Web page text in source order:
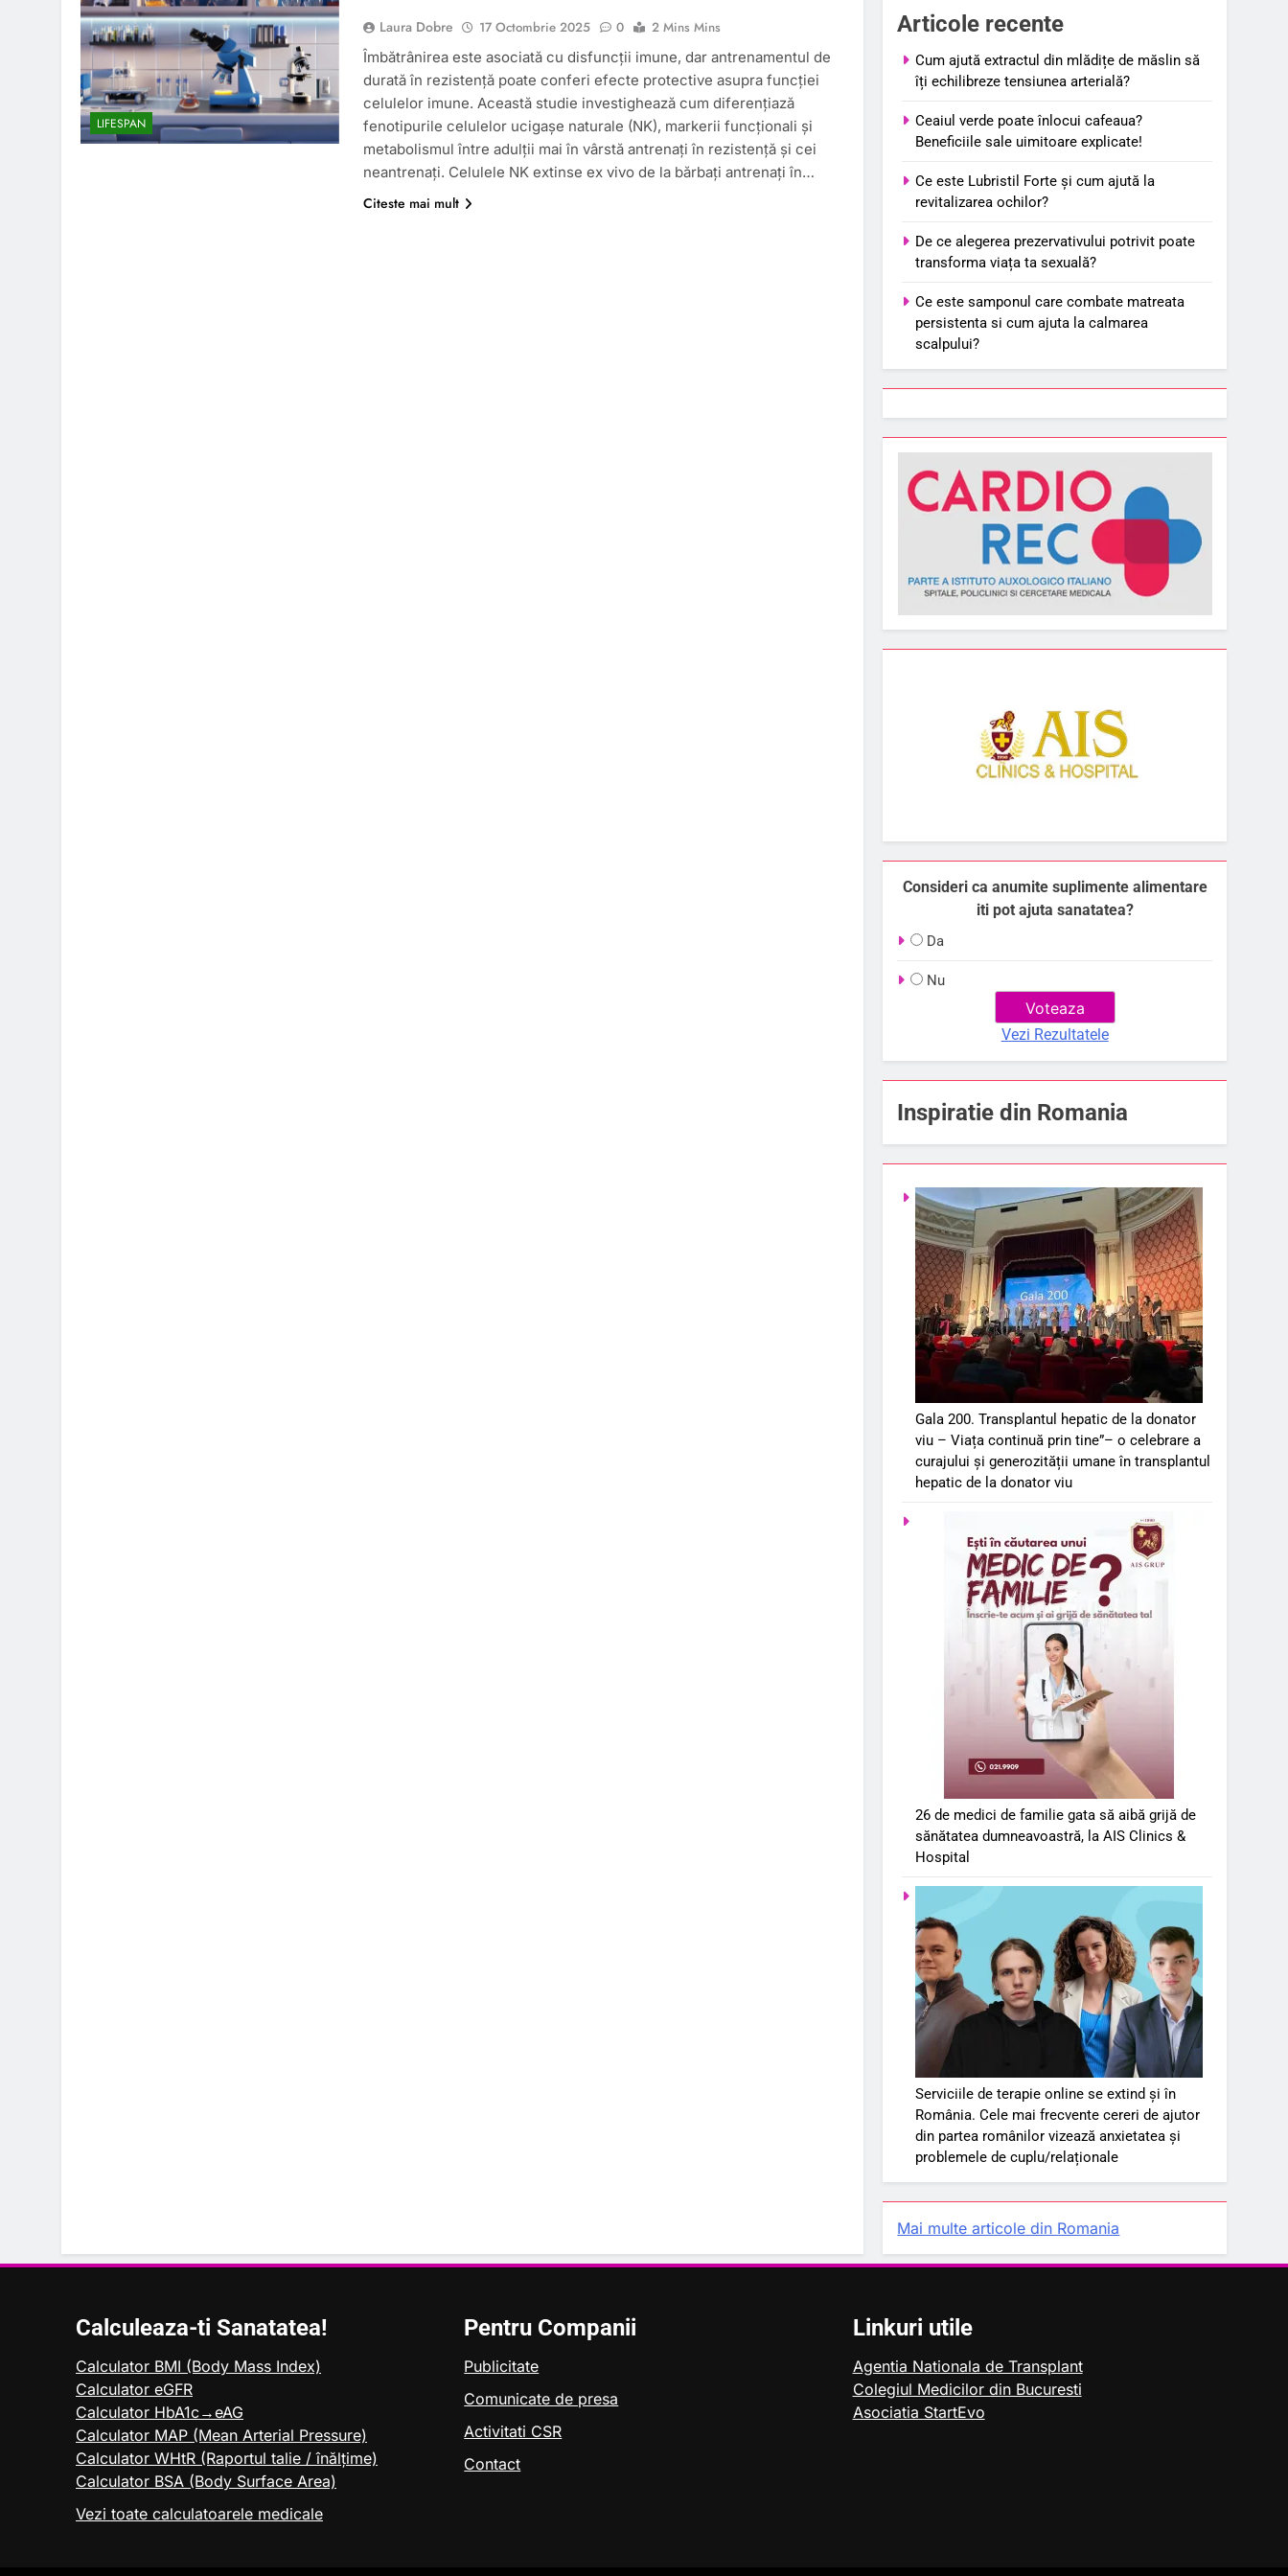
LIFESPAN
Laura Dobre 17 Octombrie 2025 0
2 Mins Mins
Îmbătrânirea este asociată cu disfuncții imune, dar antrenamentul de
durată în rezistență poate conferi efecte protective asupra funcției
celulelor imune. Această studie investighează cum diferențiază
fenotipurile celulelor ucigașe naturale (NK), markerii funcționali și
metabolismul între adulții mai în vârstă antrenați în rezistență și cei
neantrenați. Celulele NK extinse ex vivo de la bărbați antrenați în…
Citeste mai mult
Articole recente
Cum ajută extractul din mlădițe de măslin să
îți echilibreze tensiunea arterială?
Ceaiul verde poate înlocui cafeaua?
Beneficiile sale uimitoare explicate!
Ce este Lubristil Forte și cum ajută la
revitalizarea ochilor?
De ce alegerea prezervativului potrivit poate
transforma viața ta sexuală?
Ce este samponul care combate matreata
persistenta si cum ajuta la calmarea
scalpului?
Consideri ca anumite suplimente alimentare
iti pot ajuta sanatatea?
Da
Nu
Vezi Rezultatele
Inspiratie din Romania
Gala 200. Transplantul hepatic de la donator
viu – Viața continuă prin tine”– o celebrare a
curajului și generozității umane în transplantul
hepatic de la donator viu
26 de medici de familie gata să aibă grijă de
sănătatea dumneavoastră, la AIS Clinics &
Hospital
Serviciile de terapie online se extind și în
România. Cele mai frecvente cereri de ajutor
din partea românilor vizează anxietatea și
problemele de cuplu/relaționale
Mai multe articole din Romania
Calculeaza-ti Sanatatea!
Calculator BMI (Body Mass Index)
Calculator eGFR
Calculator HbA1c→eAG
Calculator MAP (Mean Arterial Pressure)
Calculator WHtR (Raportul talie / înălțime)
Calculator BSA (Body Surface Area)
Vezi toate calculatoarele medicale
Pentru Companii
Publicitate
Comunicate de presa
Activitati CSR
Contact
Linkuri utile
Agentia Nationala de Transplant
Colegiul Medicilor din Bucuresti
Asociatia StartEvo